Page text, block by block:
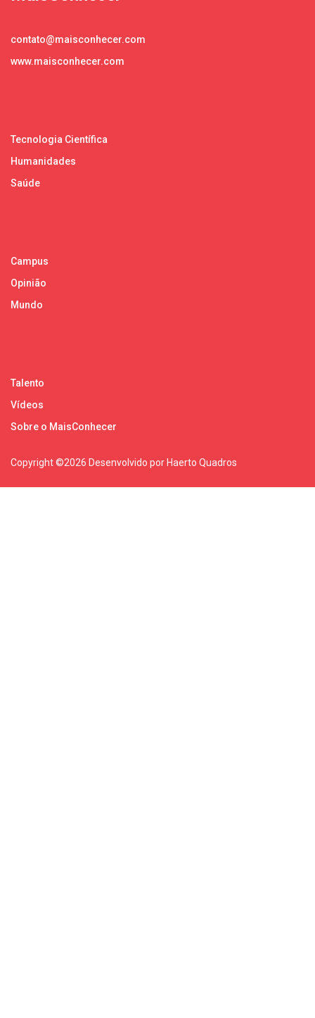
contato@maisconhecer.com
www.maisconhecer.com
Tecnologia Científica
Humanidades
Saúde
Campus
Opinião
Mundo
Talento
Vídeos
Sobre o MaisConhecer
Copyright ©2026 Desenvolvido por Haerto Quadros